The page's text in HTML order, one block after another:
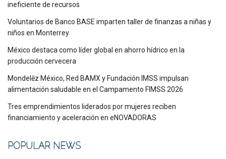
ineficiente de recursos
Voluntarios de Banco BASE imparten taller de finanzas a niñas y
niños en Monterrey
México destaca como líder global en ahorro hídrico en la
producción cervecera
Mondelēz México, Red BAMX y Fundación IMSS impulsan
alimentación saludable en el Campamento FIMSS 2026
Tres emprendimientos liderados por mujeres reciben
financiamiento y aceleración en eNOVADORAS
POPULAR NEWS